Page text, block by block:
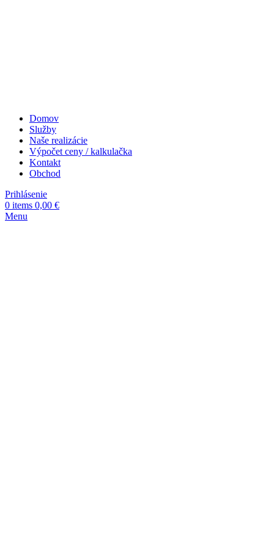
Domov
Služby
Naše realizácie
Výpočet ceny / kalkulačka
Kontakt
Obchod
Prihlásenie
0 items 0,00 €
Menu